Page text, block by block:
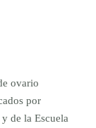
ovario
por
de la Escuela